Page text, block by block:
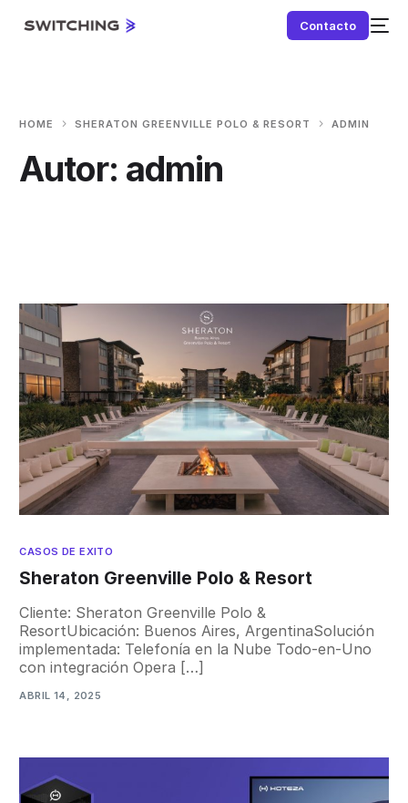
Contacto
HOME SHERATON GREENVILLE POLO & RESORT ADMIN
Autor: admin
CASOS DE EXITO
Sheraton Greenville Polo & Resort
Cliente: Sheraton Greenville Polo &
ResortUbicación: Buenos Aires, ArgentinaSolución
implementada: Telefonía en la Nube Todo-en-Uno
con integración Opera […]
ABRIL 14, 2025